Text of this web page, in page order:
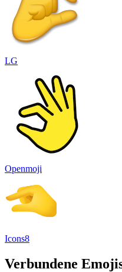
LG
Openmoji
Icons8
Verbundene